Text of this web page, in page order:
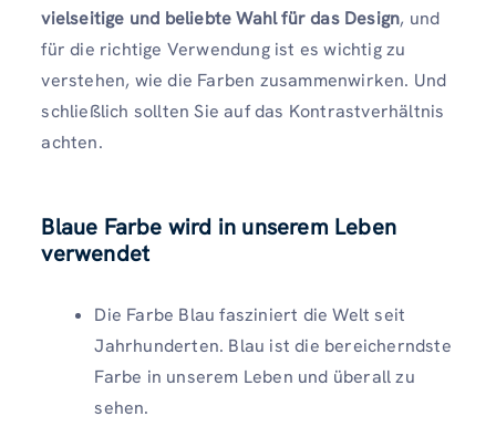
vielseitige und beliebte Wahl für das Design, und
für die richtige Verwendung ist es wichtig zu
verstehen, wie die Farben zusammenwirken. Und
schließlich sollten Sie auf das Kontrastverhältnis
achten.
Blaue Farbe wird in unserem Leben
verwendet
Die Farbe Blau fasziniert die Welt seit
Jahrhunderten. Blau ist die bereicherndste
Farbe in unserem Leben und überall zu
sehen.